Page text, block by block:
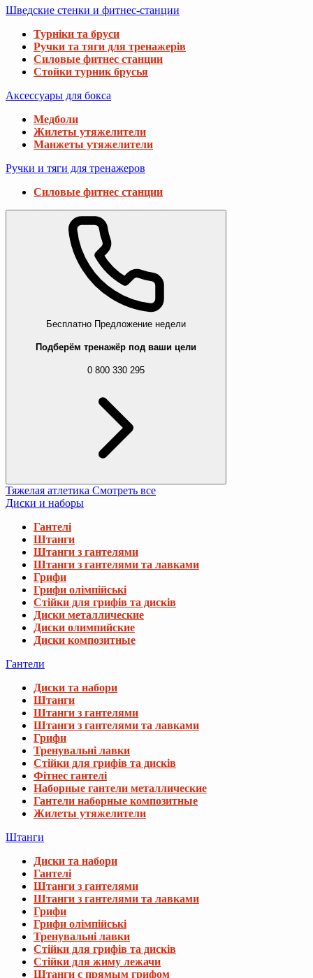
Шведские стенки и фитнес-станции
Турніки та бруси
Ручки та тяги для тренажерів
Силовые фитнес станции
Стойки турник брусья
Аксессуары для бокса
Медболи
Жилеты утяжелители
Манжеты утяжелители
Ручки и тяги для тренажеров
Силовые фитнес станции
Бесплатно Предложение недели
Подберём тренажёр под ваши цели
0 800 330 295
Тяжелая атлетика Смотреть все
Диски и наборы
Гантелі
Штанги
Штанги з гантелями
Штанги з гантелями та лавками
Грифи
Грифи олімпійські
Стійки для грифів та дисків
Диски металлические
Диски олимпийские
Диски композитные
Гантели
Диски та набори
Штанги
Штанги з гантелями
Штанги з гантелями та лавками
Грифи
Тренувальні лавки
Стійки для грифів та дисків
Фітнес гантелі
Наборные гантели металлические
Гантели наборные композитные
Жилеты утяжелители
Штанги
Диски та набори
Гантелі
Штанги з гантелями
Штанги з гантелями та лавками
Грифи
Грифи олімпійські
Тренувальні лавки
Стійки для грифів та дисків
Стійки для жиму лежачи
Штанги с прямым грифом